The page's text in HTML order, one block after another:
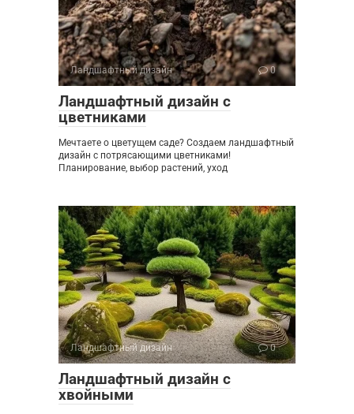
Ландшафтный дизайн 0
Ландшафтный дизайн с
цветниками
Мечтаете о цветущем саде? Создаем ландшафтный
дизайн с потрясающими цветниками!
Планирование, выбор растений, уход
Ландшафтный дизайн 0
Ландшафтный дизайн с
хвойными